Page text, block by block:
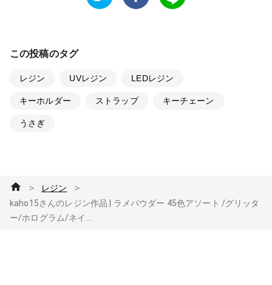
この投稿のタグ
レジン UVレジン LEDレジン
キーホルダー ストラップ キーチェーン
うさぎ
＞ レジン ＞
kaho15さんのレジン作品 | ラメパウダー 45色アソート /グリッタ
ー/ホログラム/ネイ...